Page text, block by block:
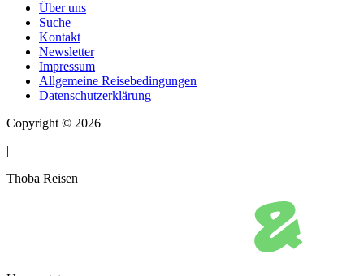
Über uns
Suche
Kontakt
Newsletter
Impressum
Allgemeine Reisebedingungen
Datenschutzerklärung
Copyright © 2026
|
Thoba Reisen